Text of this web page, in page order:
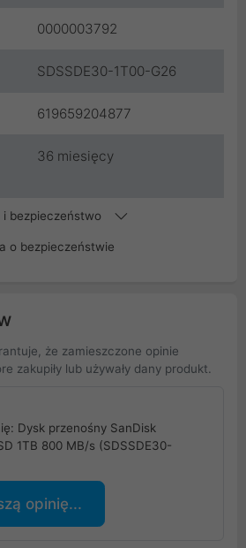
0000003792
SDSSDE30-1T00-G26
619659204877
36 miesięcy
i bezpieczeństwo
o bezpieczeństwie
że zamieszczone opinie
zakupiły lub używały dany produkt.
Dysk przenośny SanDisk
1TB 800 MB/s (SDSSDE30-
opinię...